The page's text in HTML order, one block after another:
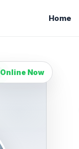
Home
Online Now